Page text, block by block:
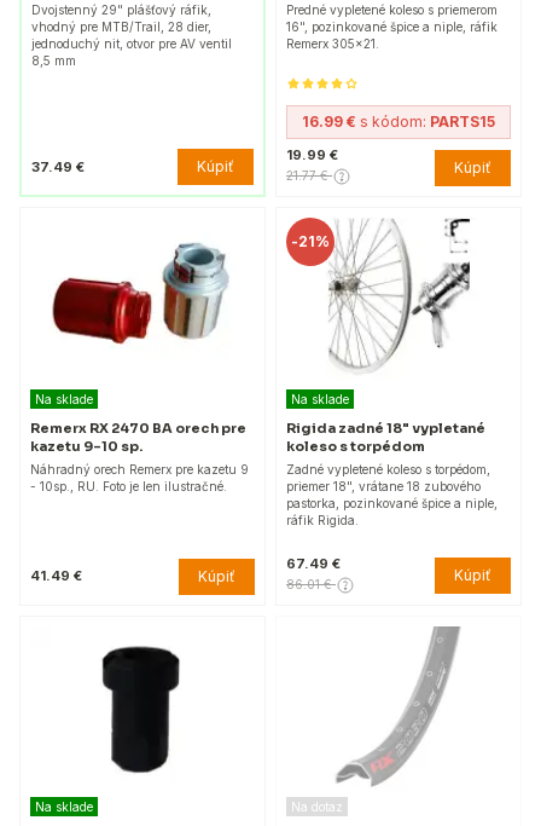
Dvojstenný 29" plášťový ráfik,
vhodný pre MTB/Trail, 28 dier,
jednoduchý nit, otvor pre AV ventil
8,5 mm
37.49 € Kúpiť
Predné vypletené koleso s priemerom
16", pozinkované špice a niple, ráfik
Remerx 305x21.
16.99 € s kódom: PARTS15
19.99 €
21.77 € Kúpiť
Na sklade
Remerx RX 2470 BA orech pre
kazetu 9-10 sp.
Náhradný orech Remerx pre kazetu 9
- 10sp., RU. Foto je len ilustračné.
41.49 € Kúpiť
-21%
Na sklade
Rigida zadné 18" vypletané
koleso s torpédom
Zadné vypletené koleso s torpédom,
priemer 18", vrátane 18 zubového
pastorka, pozinkované špice a niple,
ráfik Rigida.
67.49 €
86.01 € Kúpiť
Na sklade Na dotaz